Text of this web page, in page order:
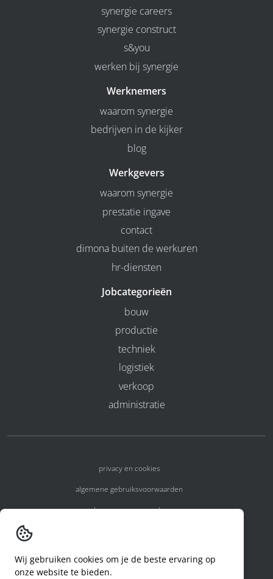
synergie careers
synergie construct
s&you
werken bij synergie
Werknemers
waarom synergie
bedrijven in de kijker
blog
Werkgevers
waarom synergie
prestatie ingave
contact
dimona buiten de werkuren
hr-diensten
Jobcategorieën
bouw
productie
techniek
logistiek
verkoop
administratie
privacy en cookies
algemene gebruiksvoorwaarden
algemene voorwaarden
code of conduct
Wij gebruiken cookies om je de beste ervaring op
onze website te bieden.